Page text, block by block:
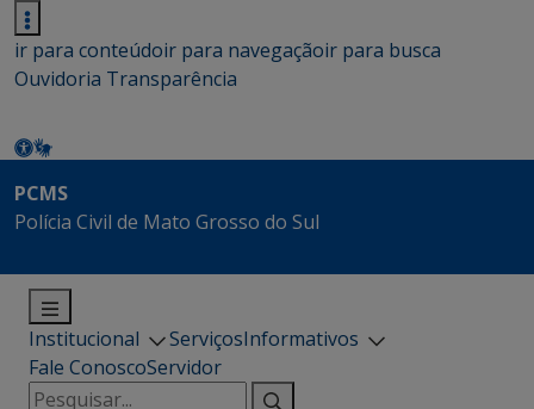
ir para conteúdoir para navegaçãoir para busca
Ouvidoria Transparência
PCMS
Polícia Civil de Mato Grosso do Sul
Institucional ServiçosInformativos
Fale ConoscoServidor
Pesquisar